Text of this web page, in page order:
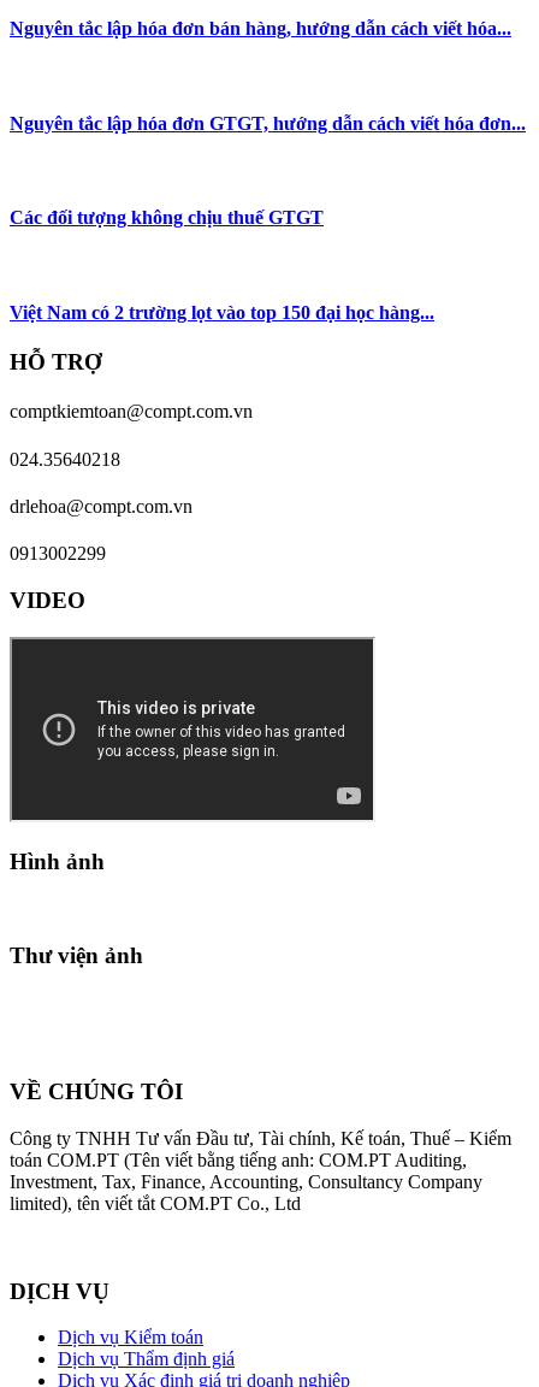
Nguyên tắc lập hóa đơn bán hàng, hướng dẫn cách viết hóa...
Nguyên tắc lập hóa đơn GTGT, hướng dẫn cách viết hóa đơn...
Các đối tượng không chịu thuế GTGT
Việt Nam có 2 trường lọt vào top 150 đại học hàng...
HỖ TRỢ
comptkiemtoan@compt.com.vn
024.35640218
drlehoa@compt.com.vn
0913002299
VIDEO
Hình ảnh
Thư viện ảnh
VỀ CHÚNG TÔI
Công ty TNHH Tư vấn Đầu tư, Tài chính, Kế toán, Thuế – Kiểm
toán COM.PT (Tên viết bằng tiếng anh: COM.PT Auditing,
Investment, Tax, Finance, Accounting, Consultancy Company
limited), tên viết tắt COM.PT Co., Ltd
DỊCH VỤ
Dịch vụ Kiểm toán
Dịch vụ Thẩm định giá
Dịch vụ Xác định giá trị doanh nghiệp